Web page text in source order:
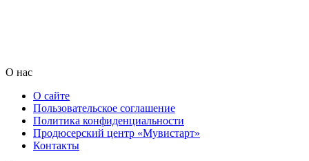
О нас
О сайте
Пользовательское соглашение
Политика конфиденциальности
Продюсерский центр «Мувистарт»
Контакты